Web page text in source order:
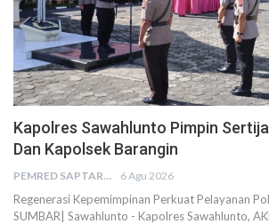
Kapolres Sawahlunto Pimpin
Dan Kapolsek Barangin
PEMRED SAPTARIUS 6 Agu 2026
Regenerasi Kepemimpinan Perkuat Pelayanan
SUMBAR| Sawahlunto - Kapolres Sawahlunto,